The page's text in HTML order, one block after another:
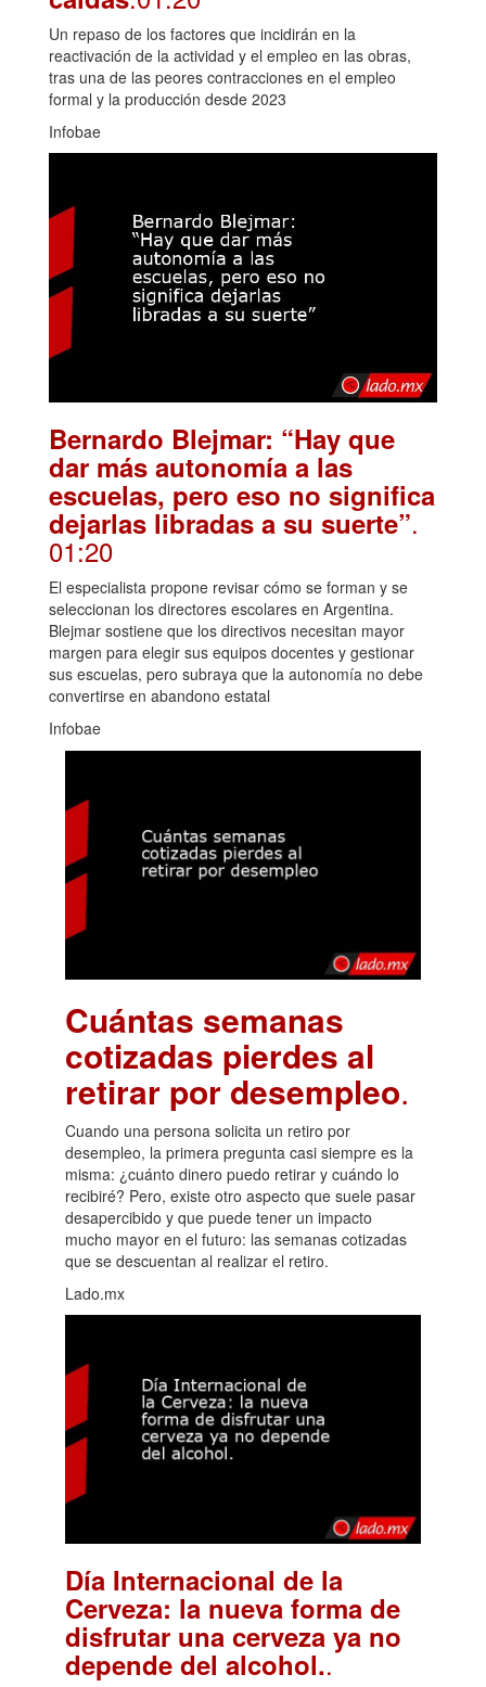
Un repaso de los factores que incidirán en la
reactivación de la actividad y el empleo en las obras,
tras una de las peores contracciones en el empleo
formal y la producción desde 2023
Infobae
Bernardo Blejmar: “Hay que
dar más autonomía a las
escuelas, pero eso no significa
dejarlas libradas a su suerte”.
01:20
El especialista propone revisar cómo se forman y se
seleccionan los directores escolares en Argentina.
Blejmar sostiene que los directivos necesitan mayor
margen para elegir sus equipos docentes y gestionar
sus escuelas, pero subraya que la autonomía no debe
convertirse en abandono estatal
Infobae
Cuántas semanas
cotizadas pierdes al
retirar por desempleo.
Cuando una persona solicita un retiro por
desempleo, la primera pregunta casi siempre es la
misma: ¿cuánto dinero puedo retirar y cuándo lo
recibiré? Pero, existe otro aspecto que suele pasar
desapercibido y que puede tener un impacto
mucho mayor en el futuro: las semanas cotizadas
que se descuentan al realizar el retiro.
Lado.mx
Día Internacional de la
Cerveza: la nueva forma de
disfrutar una cerveza ya no
depende del alcohol..